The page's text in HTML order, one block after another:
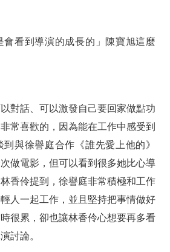
會看到導演的成長的」陳寶旭這麼
對話、可以激發自己要回家做點功
常喜歡的，因為能在工作中感受到
與徐譽庭合作《誰先愛上他的》
做電影，但可以看到很多她比心導
香伶提到，徐譽庭非常積極和工作
人一起工作，並且堅持把事情做好
很累，卻也讓林香伶心想要再多看
討論。